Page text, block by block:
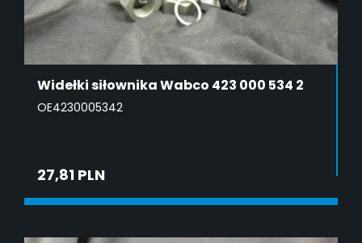
Widełki siłownika Wabco 423 000 534 2
OE4230005342
27,81 PLN